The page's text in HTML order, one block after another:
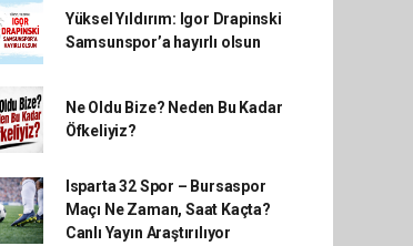
Yüksel Yıldırım: Igor Drapinski
Samsunspor’a hayırlı olsun
Ne Oldu Bize? Neden Bu Kadar
Öfkeliyiz?
Isparta 32 Spor – Bursaspor
Maçı Ne Zaman, Saat Kaçta?
Canlı Yayın Araştırılıyor